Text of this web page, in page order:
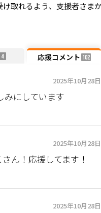
取れるよう、支援者さま
4 応援コメント 102
2025年10月28日
みにしています
2025年10月28日
ん！応援してます！
2025年10月28日